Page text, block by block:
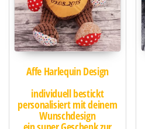
Affe Harlequin Design
individuell bestickt
personalisiert mit deinem
Wunschdesign